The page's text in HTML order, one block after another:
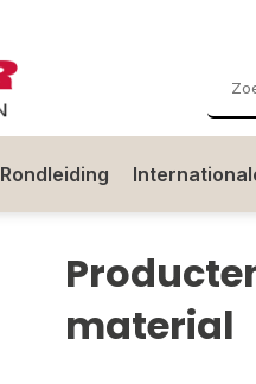
Rondleiding
material